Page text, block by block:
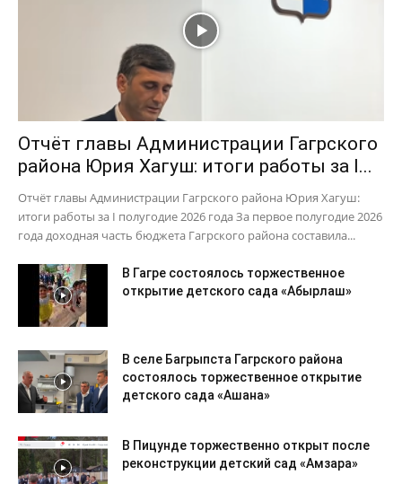
Отчёт главы Администрации Гагрского
района Юрия Хагуш: итоги работы за I...
Отчёт главы Администрации Гагрского района Юрия Хагуш:
итоги работы за I полугодие 2026 года За первое полугодие 2026
года доходная часть бюджета Гагрского района составила...
В Гагре состоялось торжественное
открытие детского сада «Абырлаш»
В селе Багрыпста Гагрского района
состоялось торжественное открытие
детского сада «Ашана»
В Пицунде торжественно открыт после
реконструкции детский сад «Амзара»